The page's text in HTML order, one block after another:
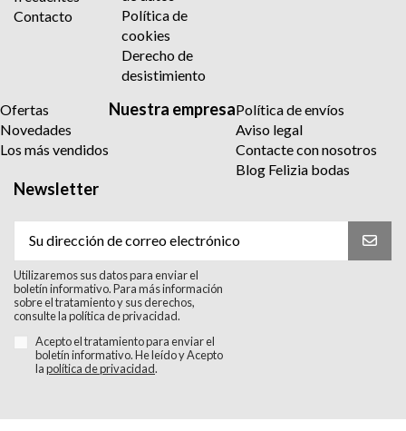
Contacto
Política de
cookies
Derecho de
desistimiento
Ofertas
Novedades
Los más vendidos
Nuestra empresaPolítica de envíos
Aviso legal
Contacte con nosotros
Blog Felizia bodas
Newsletter
Utilizaremos sus datos para enviar el
boletín informativo. Para más información
sobre el tratamiento y sus derechos,
consulte la política de privacidad.
Acepto el tratamiento para enviar el
boletín informativo. He leído y Acepto
lapolítica de privacidad.